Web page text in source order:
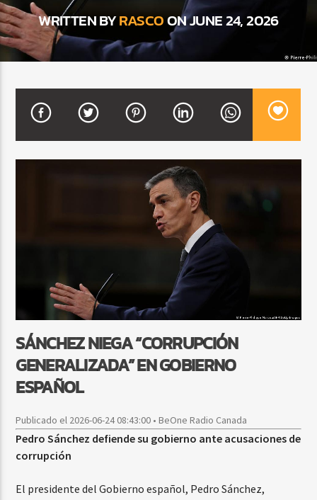
CURRENT TRACK
TITLE
ARTIST
FIESTA DJ MIX
12:00 AM
WRITTEN BYRASCOON JUNE 24, 2026
SÁNCHEZ NIEGA “CORRUPCIÓN
GENERALIZADA” EN GOBIERNO
ESPAÑOL
Publicado el 2026-06-24 08:43:00 • BeOne Radio Canada
Pedro Sánchez defiende su gobierno ante acusaciones de
corrupción
El presidente del Gobierno español, Pedro Sánchez,